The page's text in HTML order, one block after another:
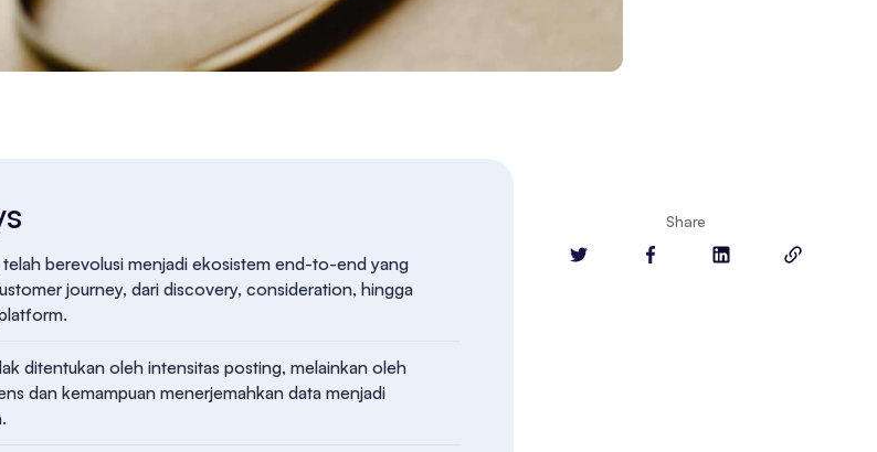
berevolusi menjadi ekosistem end-to-end yang
journey, dari discovery, consideration, hingga
ditentukan oleh intensitas posting, melainkan oleh
dan kemampuan menerjemahkan data menjadi
Share